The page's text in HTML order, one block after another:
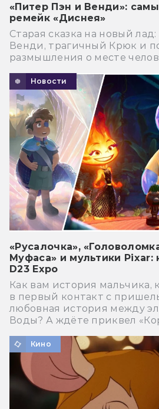
«Питер Пэн и Венди»:
ремейк «Диснея»
Старая сказка на новый
Венди, трагичный Крюк и
размышления о месте
Новости
«Русалочка»,
Муфаса» и мультики Pixar:
D23 Expo
Как вам история мальчика,
в первый контакт с
любовная история между
Воды? А ждёте приквел
Кино